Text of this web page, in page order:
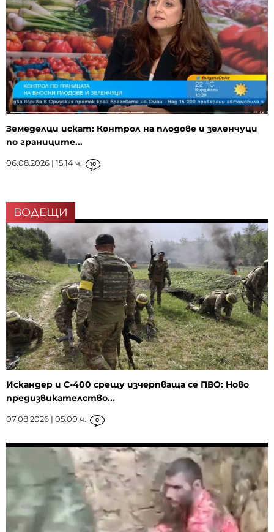
Земеделци искат: Контрол на плодове и зеленчуци
по границите...
06.08.2026 | 15:14 ч. 10
ВОДЕЩИ
Искандер и С-400 срещу изчерпваща се ПВО: Ново
предизвикателство...
07.08.2026 | 05:00 ч. 0